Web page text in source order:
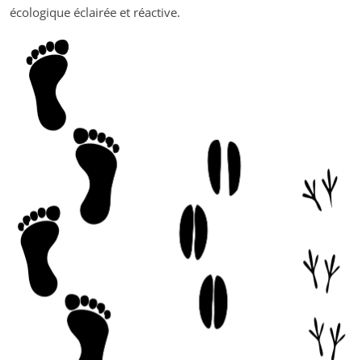
écologique éclairée et réactive.